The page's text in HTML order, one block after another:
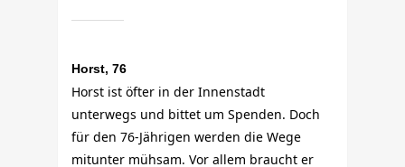
Horst, 76
Horst ist öfter in der Innenstadt
unterwegs und bittet um Spenden. Doch
für den 76-Jährigen werden die Wege
mitunter mühsam. Vor allem braucht er